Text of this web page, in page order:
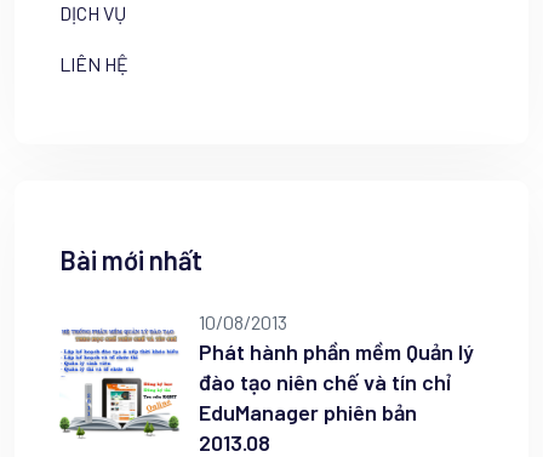
DỊCH VỤ
LIÊN HỆ
Bài mới nhất
10/08/2013
Phát hành phần mềm Quản lý
đào tạo niên chế và tín chỉ
EduManager phiên bản
2013.08